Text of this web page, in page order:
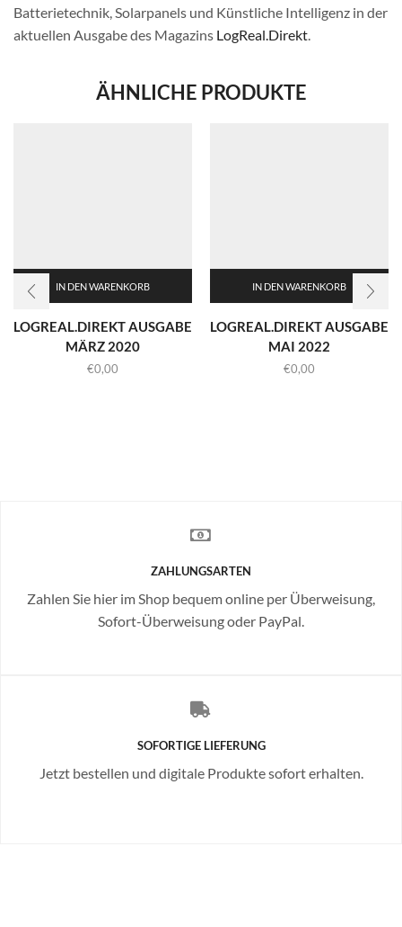
Batterietechnik, Solarpanels und Künstliche Intelligenz in der
aktuellen Ausgabe des Magazins LogReal.Direkt.
ÄHNLICHE PRODUKTE
IN DEN WARENKORB
LOGREAL.DIREKT AUSGABE
MÄRZ 2020
€0,00
IN DEN WARENKORB
LOGREAL.DIREKT AUSGABE
MAI 2022
€0,00
ZAHLUNGSARTEN
Zahlen Sie hier im Shop bequem online per Überweisung,
Sofort-Überweisung oder PayPal.
SOFORTIGE LIEFERUNG
Jetzt bestellen und digitale Produkte sofort erhalten.